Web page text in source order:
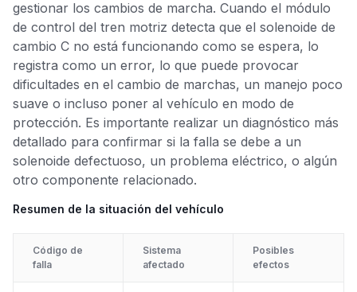
gestionar los cambios de marcha. Cuando el módulo
de control del tren motriz detecta que el solenoide de
cambio C no está funcionando como se espera, lo
registra como un error, lo que puede provocar
dificultades en el cambio de marchas, un manejo poco
suave o incluso poner al vehículo en modo de
protección. Es importante realizar un diagnóstico más
detallado para confirmar si la falla se debe a un
solenoide defectuoso, un problema eléctrico, o algún
otro componente relacionado.
Resumen de la situación del vehículo
Código de
falla
Sistema
afectado
Posibles
efectos